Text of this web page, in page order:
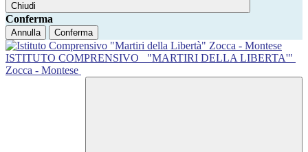
Chiudi
Conferma
Annulla Conferma
ISTITUTO COMPRENSIVO
"MARTIRI DELLA LIBERTA'"
Zocca - Montese